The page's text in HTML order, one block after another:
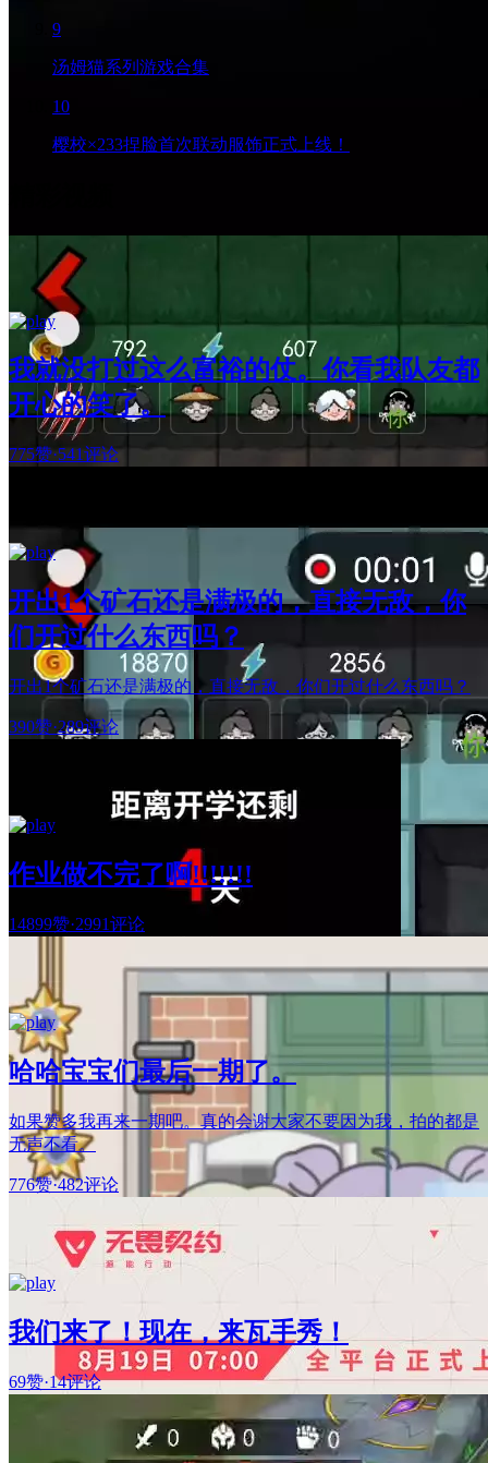
9
汤姆猫系列游戏合集
10
樱校×233捏脸首次联动服饰正式上线！
我就没打过这么富裕的仗。你看我队友都
开心的笑了。
775赞·541评论
开出1个矿石还是满极的，直接无敌，你
们开过什么东西吗？
开出1个矿石还是满极的，直接无敌，你们开过什么东西吗？
390赞·289评论
作业做不完了啊!!!!!!!
14899赞·2991评论
哈哈宝宝们最后一期了。
如果赞多我再来一期吧。真的会谢大家不要因为我，拍的都是
无声不看。
776赞·482评论
我们来了！现在，来瓦手秀！
69赞·14评论